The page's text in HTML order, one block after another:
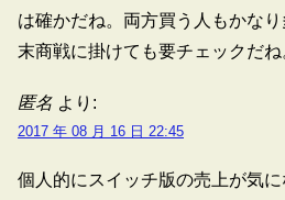
は確かだね。両方買う人もかな
末商戦に掛けても要チェックだね
匿名 より:
2017 年 08 月 16 日 22:45
個人的にスイッチ版の売上が気に